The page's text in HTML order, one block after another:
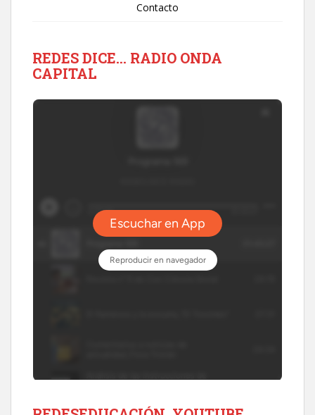
Contacto
REDES DICE… RADIO ONDA
CAPITAL